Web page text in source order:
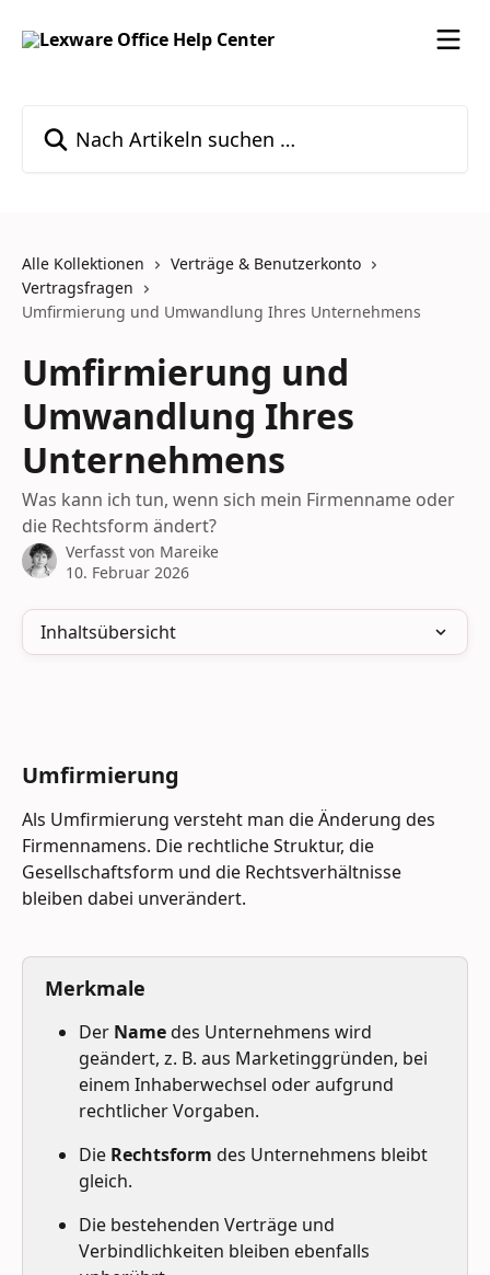
Alle Kollektionen
Verträge & Benutzerkonto
Vertragsfragen
Umfirmierung und Umwandlung Ihres Unternehmens
Umfirmierung und
Umwandlung Ihres
Unternehmens
Was kann ich tun, wenn sich mein Firmenname oder
die Rechtsform ändert?
Verfasst von Mareike
10. Februar 2026
Inhaltsübersicht
Umfirmierung
Als Umfirmierung versteht man die Änderung des
Firmennamens. Die rechtliche Struktur, die
Gesellschaftsform und die Rechtsverhältnisse
bleiben dabei unverändert.
Merkmale
Der Name des Unternehmens wird
geändert, z. B. aus Marketinggründen, bei
einem Inhaberwechsel oder aufgrund
rechtlicher Vorgaben.
Die Rechtsform des Unternehmens bleibt
gleich.
Die bestehenden Verträge und
Verbindlichkeiten bleiben ebenfalls